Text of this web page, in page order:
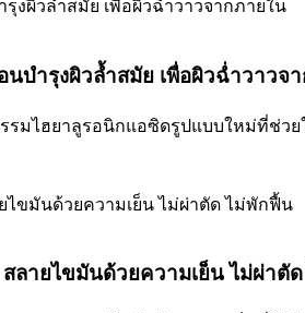
นบำรุงผิวล้ำสมัย เพื่อผิวฉ่ำวาวจ
กรรมไฮยาลูรอนิกแอซิดรูปแบบใหม่ที่ช่
สลายไขมันด้วยความเย็น ไม่ผ่าตั